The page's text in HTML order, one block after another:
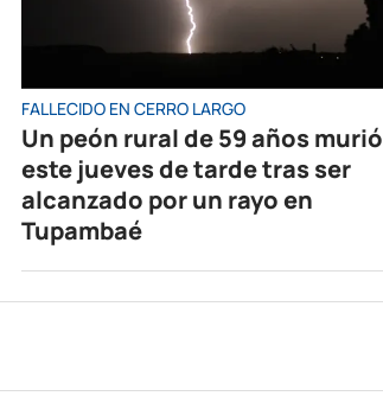
FALLECIDO EN CERRO LARGO
Un peón rural de 59 años murió
este jueves de tarde tras ser
alcanzado por un rayo en
Tupambaé